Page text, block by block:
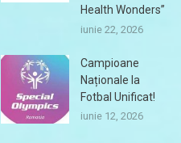
Health Wonders”
iunie 22, 2026
Campioane
Naționale la
Fotbal Unificat!
iunie 12, 2026